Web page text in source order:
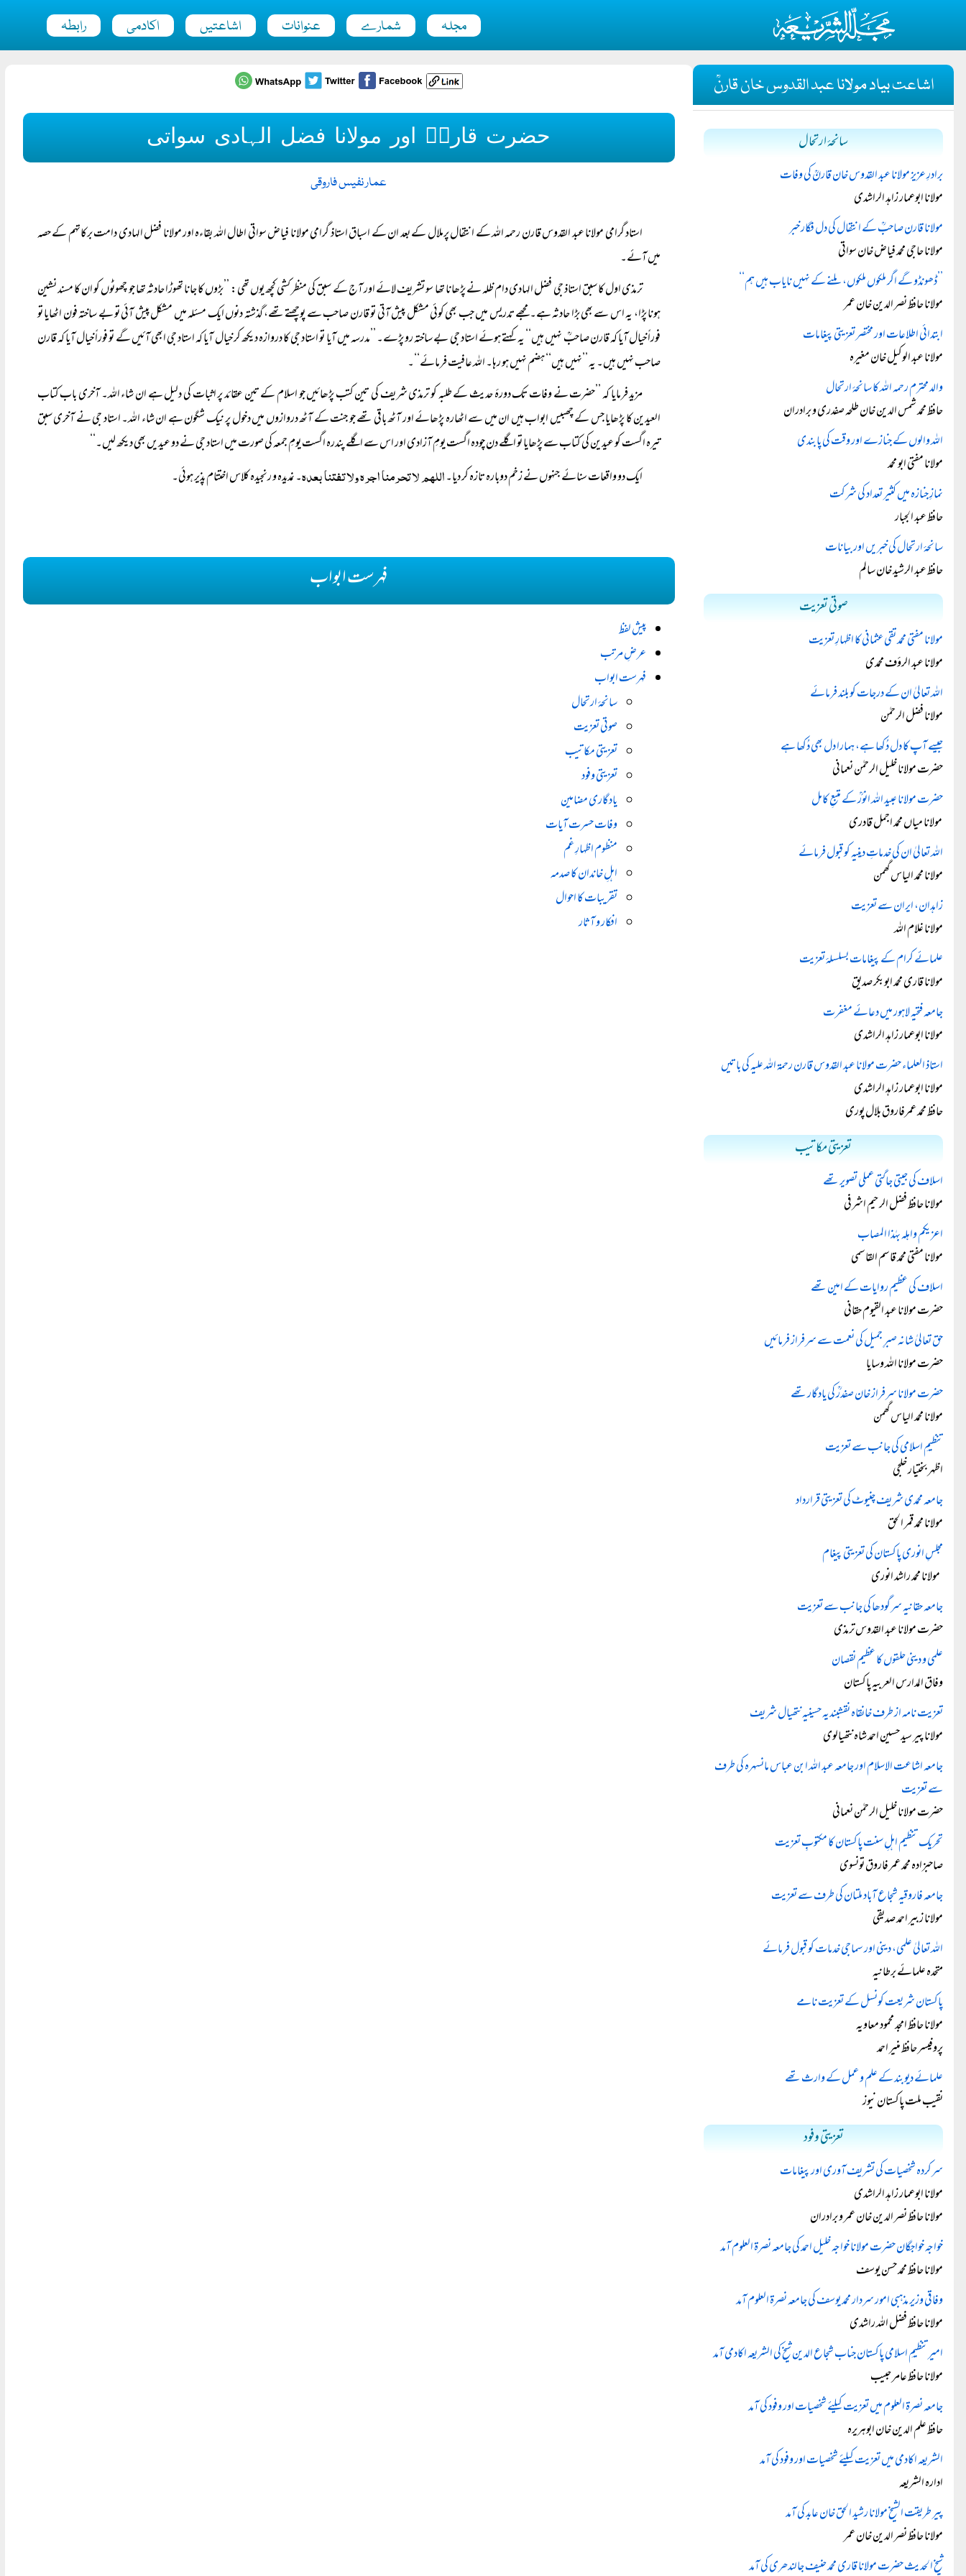
مجلہ شمارے عنوانات اشاعتیں اکادمی رابطہ
حضرت قارنؒ اور مولانا فضل الہادی سواتی
عمار نفیس فاروقی
استاد گرامی مولانا عبد القدوس قارن رحمہ اللہ کے انتقال پرملال کے بعد ان کے اسباق استاذ گرامی مولانا فیاض سواتی اطال اللہ بقاءہ اور مولانا فضل الہادی دامت برکاتہم کے حصہ
میں آئے۔
ترمذی اول کا سبق استاذ جی فضل الہادی دام ظلہ نے پڑھانا تھا سو تشریف لائے اور آج کے سبق کی منظر کشی کچھ یوں تھی: ’’بڑوں کا جانا تھوڑا حادثہ تھا جو چھوٹوں کو ان کا مسند نشین
ہونا پڑا، یہ اس سے بھی بڑا حادثہ ہے۔ مجھے تدریس میں جب بھی کوئی مشکل پیش آتی تو قارن صاحب سے پوچھتے تھے، گذشتہ دنوں ایک مسئلہ میں مشکل پیش آئی تو بے ساختہ فون اٹھایا تو
فوراً‌ خیال آیا کہ قارن صاحبؒ نہیں ہیں‘‘ یہ کہتے ہوئے استاد جی بے ساختہ رو پڑے۔ ’’مدرسہ میں آیا تو استاد جی کا دروازہ دیکھ کر خیال آیا کہ استاد جی ابھی آئیں گے تو فوراً‌ خیال آیا کہ قارن
صاحب نہیں ہیں۔ یہ ’’نہیں ہیں‘‘ ہضم نہیں ہو رہا۔ اللہ عافیت فرمائے‘‘۔
مزید فرمایا کہ ’’حضرت نے وفات تک دورۂ حدیث کے طلبہ کو ترمذی شریف کی تین کتب پڑھائیں جو اسلام کے تین عقائد پر اثبات کی دلیل ہے ان شاء اللہ۔ آخری باب کتاب
العیدین کا پڑھایا جس کے چھبیس ابواب ہیں ان میں سے اٹھارہ پڑھائے اور آٹھ باقی تھے جو جنت کے آٹھ دروازوں میں دخول پر نیک شگون ہے ان شاء اللہ۔ استاد جی نے آخری سبق
تیرہ اگست کو عیدین کی کتاب سے پڑھایا تو اگلے دن چودہ اگست یومِ آزادی اور اس سے اگلے پندرہ اگست یومِ جمعہ کی صورت میں استاد جی نے دو عیدیں بھی دیکھ لیں۔‘‘
ایک دو واقعات سنائے جنہوں نے زخم دوبارہ تازہ کر دیا۔اللھم لا تحرمنا اجرہ ولا تفتنا بعدہ۔ نمدیدہ و رنجیدہ کلاس اختتام پذیر ہوئی۔
فہرست ابواب
پیش لفظ
عرضِ مرتب
فہرست ابواب
سانحۂ ارتحال
صوتی تعزیت
تعزیتی مکاتیب
تعزیتی وفود
یادگاری مضامین
وفات حسرت آیات
منظوم اظہارِ غم
اہلِ خاندان کا صدمہ
تقریبات کا احوال
افکار و آثار
اشاعت بیاد مولانا عبد القدوس خان قارنؒ
سانحۂ ارتحال
برادرِ عزیز مولانا عبد القدوس خان قارنؒ کی وفات
مولانا ابوعمار زاہد الراشدی
مولانا قارن صاحبؒ کے انتقال کی دل فگار خبر
مولانا حاجی محمد فیاض خان سواتی
’’ڈھونڈو گے اگر ملکوں ملکوں، ملنے کے نہیں نایاب ہیں ہم‘‘
مولانا حافظ نصر الدین خان عمر
ابتدائی اطلاعات اور مختصر تعزیتی پیغامات
مولانا عبد الوکیل خان مغیرہ
والد محترم رحمہ اللہ کا سانحۂ ارتحال
حافظ محمد شمس الدین خان طلحہ صفدری و برادران
اللہ والوں کے جنازے اور وقت کی پابندی
مولانا مفتی ابو محمد
نمازِ جنازہ میں کثیر تعداد کی شرکت
حافظ عبد الجبار
سانحۂ ارتحال کی خبریں اور بیانات
حافظ عبد الرشید خان سالم
صوتی تعزیت
مولانا مفتی محمد تقی عثمانی کا اظہارِ تعزیت
مولانا عبد الرؤف محمدی
اللہ تعالیٰ ان کے درجات کو بلند فرمائے
مولانا فضل الرحمٰن
جیسے آپ کا دل دُکھا ہے، ہمارا دل بھی دُکھا ہے
حضرت مولانا خلیل الرحمٰن نعمانی
حضرت مولانا عبید اللہ انورؒ کے متبعِ کامل
مولانا میاں محمد اجمل قادری
اللہ تعالیٰ ان کی خدماتِ دینیہ کو قبول فرمائے
مولانا محمد الیاس گھمن
زاہدان، ایران سے تعزیت
مولانا غلام اللہ
علمائے کرام کے پیغامات بسلسلۂ تعزیت
مولانا قاری محمد ابوبکر صدیق
جامعہ فتحیہ لاہور میں دعائے مغفرت
مولانا ابوعمار زاہد الراشدی
استاذ العلماء حضرت مولانا عبد القدوس قارن رحمۃ اللہ علیہ کی باتیں
مولانا ابوعمار زاہد الراشدی
حافظ محمد عمرفاروق بلال پوری
تعزیتی مکاتیب
اسلاف کی جیتی جاگتی عملی تصویر تھے
مولانا حافظ فضل الرحیم اشرفی
اعزيكم واهله بهٰذا المصاب
مولانا مفتی محمد قاسم القاسمی
اسلاف کی عظیم روایات کے امین تھے
حضرت مولانا عبد القیوم حقانی
حق تعالیٰ شانہ صبرِ جمیل کی نعمت سے سرفراز فرمائیں
حضرت مولانا اللہ وسایا
حضرت مولانا سرفراز خان صفدرؒ کی یادگار تھے
مولانا محمد الیاس گھمن
تنظیمِ اسلامی کی جانب سے تعزیت
اظہر بختیار خلجی
جامعہ محمدی شریف چنیوٹ کی تعزیتی قرارداد
مولانا محمد قمر الحق
مجلسِ انوری پاکستان کی تعزیتی پیغام
مولانا محمد راشد انوری
جامعہ حقانیہ سرگودھا کی جانب سے تعزیت
حضرت مولانا عبد القدوس ترمذی
علمی و دینی حلقوں کا عظیم نقصان
وفاق المدارس العربیہ پاکستان
تعزیت نامہ از طرف خانقاہ نقشبندیہ حسینیہ نتھیال شریف
مولانا پیر سید حسین احمد شاہ نتھیالوی
جامعہ اشاعت الاسلام اور جامعہ عبد اللہ ابن عباس مانسہرہ کی طرف
سے تعزیت
حضرت مولانا خلیل الرحمٰن نعمانی
تحریک تنظیم اہلِ سنت پاکستان کا مکتوبِ تعزیت
صاحبزادہ محمد عمر فاروق تونسوی
جامعہ فاروقیہ شجاع آباد ملتان کی طرف سے تعزیت
مولانا زبیر احمد صدیقی
اللہ تعالیٰ علمی، دینی اور سماجی خدمات کو قبول فرمائے
متحدہ علمائے برطانیہ
پاکستان شریعت کونسل کے تعزیت نامے
مولانا حافظ امجد محمود معاویہ
پروفیسر حافظ منیر احمد
علمائے دیوبند کے علم و عمل کے وارث تھے
نقیب ملت پاکستان نیوز
تعزیتی وفود
سرکردہ شخصیات کی تشریف آوری اور پیغامات
مولانا ابوعمار زاہد الراشدی
مولانا حافظ نصر الدین خان عمر و برادران
خواجہ خواجگان حضرت مولانا خواجہ خلیل احمد کی جامعہ نصرۃ العلوم آمد
مولانا حافظ محمد حسن یوسف
وفاقی وزیر مذہبی امور سردار محمد یوسف کی جامعہ نصرۃ العلوم آمد
مولانا حافظ فضل اللہ راشدی
امیرتنظیمِ اسلامی پاکستان جناب شجاع الدین شیخ کی الشریعہ اکادمی آمد
مولانا حافظ عامر حبیب
جامعہ نصرۃ العلوم میں تعزیت کیلئے شخصیات اور وفود کی آمد
حافظ علم الدین خان ابوہریرہ
الشریعہ اکادمی میں تعزیت کیلئے شخصیات اور وفود کی آمد
ادارہ الشریعہ
پیر طریقت الشیخ مولانا رشید الحق خان عابد کی آمد
مولانا حافظ نصر الدین خان عمر
شیخ الحدیث حضرت مولانا قاری محمد حنیف جالندھری کی آمد